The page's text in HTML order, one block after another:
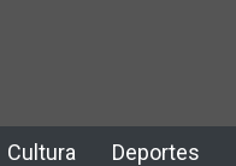
Cultura Deportes